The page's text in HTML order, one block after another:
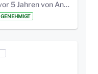
vor 5 Jahren von Anni Schlumberger
GENEHMIGT